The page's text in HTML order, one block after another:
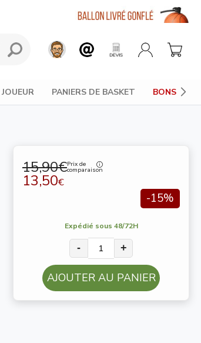
PANIERS DE BASKET BONS
15,90€Prix de
comparaison
13,50€
-15%
Expédié sous 48/72H
- +
AJOUTER AU PANIER